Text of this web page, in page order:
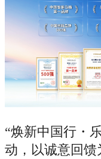
“焕新中国行・
动，以诚意回